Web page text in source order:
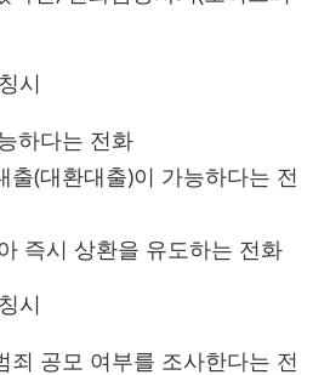
시
하다는 전화
출(대환대출)이 가능하다는 전
즉시 상환을 유도하는 전화
시
죄 공모 여부를 조사한다는 전